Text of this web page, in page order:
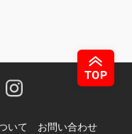
いて お問い合わせ